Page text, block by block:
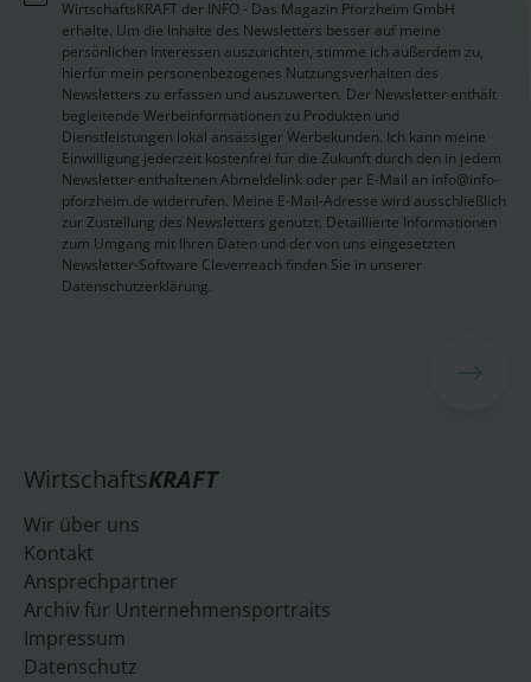
WirtschaftsKRAFT der INFO - Das Magazin Pforzheim GmbH
erhalte. Um die Inhalte des Newsletters besser auf meine
persönlichen Interessen auszurichten, stimme ich außerdem zu,
hierfür mein personenbezogenes Nutzungsverhalten des
Newsletters zu erfassen und auszuwerten. Der Newsletter enthält
begleitende Werbeinformationen zu Produkten und
Dienstleistungen lokal ansässiger Werbekunden. Ich kann meine
Einwilligung jederzeit kostenfrei für die Zukunft durch den in jedem
Newsletter enthaltenen Abmeldelink oder per E-Mail an info@info-
pforzheim.de widerrufen. Meine E-Mail-Adresse wird ausschließlich
zur Zustellung des Newsletters genutzt. Detaillierte Informationen
zum Umgang mit Ihren Daten und der von uns eingesetzten
Newsletter-Software Cleverreach finden Sie in unserer
Datenschutzerklärung.
WirtschaftsKRAFT
Wir über uns
Kontakt
Ansprechpartner
Archiv für Unternehmensportraits
Impressum
Datenschutz